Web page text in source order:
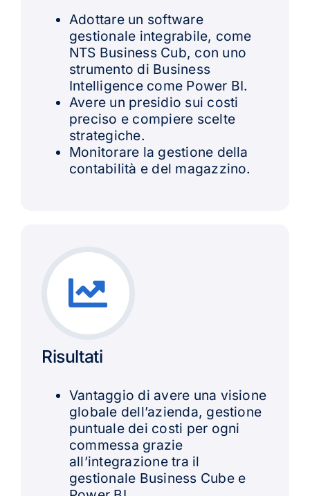
Adottare un software
gestionale integrabile, come
NTS Business Cub, con uno
strumento di Business
Intelligence come Power BI.
Avere un presidio sui costi
preciso e compiere scelte
strategiche.
Monitorare la gestione della
contabilità e del magazzino.
Risultati
Vantaggio di avere una visione
globale dell’azienda, gestione
puntuale dei costi per ogni
commessa grazie
all’integrazione tra il
gestionale Business Cube e